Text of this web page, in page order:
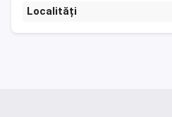
Localități